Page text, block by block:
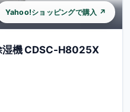
Yahoo!ショッピングで購入 ↗
湿機 CDSC-H8025X